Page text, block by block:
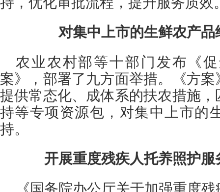
对集中上市的生鲜农产品
农业农村部等十部门发布《
案》，部署了九方面举措。《方
提供常态化、成体系的扶农措施
持等专项资源包，对集中上市的
持。
开展重度残疾人托养照护服
《国务院办公厅关于加强重度